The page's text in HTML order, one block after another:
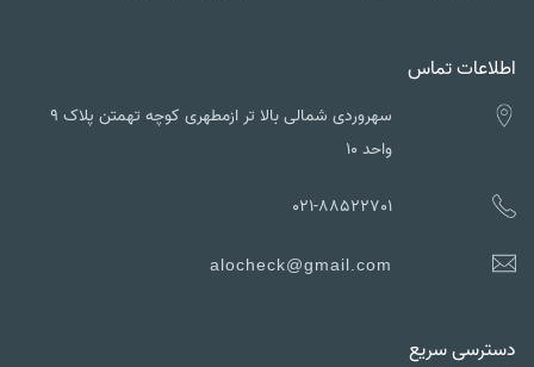
تماس
سهروردی شمالی بالا تر ازمطهری کوچه تهمتن پلاک ۹
021-88522701
alocheck@gmail.com
سریع